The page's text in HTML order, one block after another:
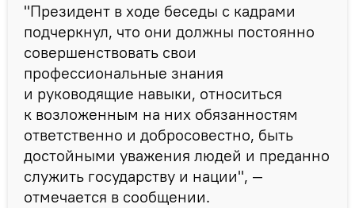
"Президент в ходе беседы с кадрами
подчеркнул, что они должны постоянно
совершенствовать свои
профессиональные знания
и руководящие навыки, относиться
к возложенным на них обязанностям
ответственно и добросовестно, быть
достойными уважения людей и преданно
служить государству и нации", —
отмечается в сообщении.